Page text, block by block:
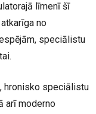
līmenī šī
no
speciālistu
hronisko speciālistu
arī moderno